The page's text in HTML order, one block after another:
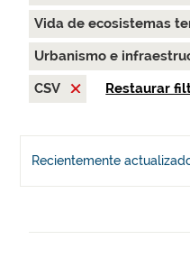
Vida de ecosistemas
Urbanismo e
CSV
Restaurar
Recientemente